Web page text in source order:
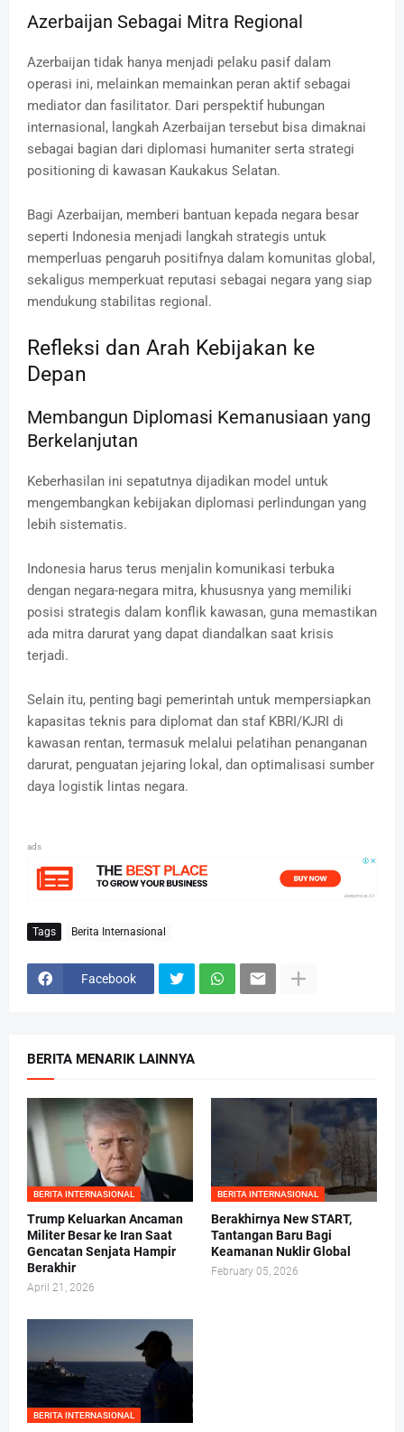
Azerbaijan Sebagai Mitra Regional
Azerbaijan tidak hanya menjadi pelaku pasif dalam
operasi ini, melainkan memainkan peran aktif sebagai
mediator dan fasilitator. Dari perspektif hubungan
internasional, langkah Azerbaijan tersebut bisa dimaknai
sebagai bagian dari diplomasi humaniter serta strategi
positioning di kawasan Kaukakus Selatan.
Bagi Azerbaijan, memberi bantuan kepada negara besar
seperti Indonesia menjadi langkah strategis untuk
memperluas pengaruh positifnya dalam komunitas global,
sekaligus memperkuat reputasi sebagai negara yang siap
mendukung stabilitas regional.
Refleksi dan Arah Kebijakan ke
Depan
Membangun Diplomasi Kemanusiaan yang
Berkelanjutan
Keberhasilan ini sepatutnya dijadikan model untuk
mengembangkan kebijakan diplomasi perlindungan yang
lebih sistematis.
Indonesia harus terus menjalin komunikasi terbuka
dengan negara-negara mitra, khususnya yang memiliki
posisi strategis dalam konflik kawasan, guna memastikan
ada mitra darurat yang dapat diandalkan saat krisis
terjadi.
Selain itu, penting bagi pemerintah untuk mempersiapkan
kapasitas teknis para diplomat dan staf KBRI/KJRI di
kawasan rentan, termasuk melalui pelatihan penanganan
darurat, penguatan jejaring lokal, dan optimalisasi sumber
daya logistik lintas negara.
ads
Tags Berita Internasional
Facebook
BERITA MENARIK LAINNYA
BERITA INTERNASIONAL
Trump Keluarkan Ancaman
Militer Besar ke Iran Saat
Gencatan Senjata Hampir
Berakhir
April 21, 2026
BERITA INTERNASIONAL
Berakhirnya New START,
Tantangan Baru Bagi
Keamanan Nuklir Global
February 05, 2026
BERITA INTERNASIONAL